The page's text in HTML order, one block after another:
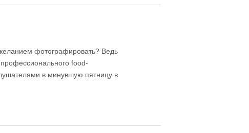
фотографировать? Ведь
food-
в минувшую пятницу в